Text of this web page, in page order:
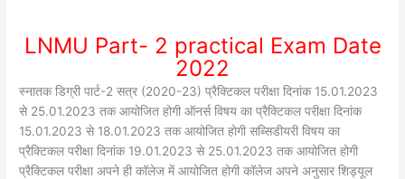
LNMU Part- 2 practical Exam Date
2022
स्नातक डिग्री पार्ट-2 सत्र (2020-23) प्रैक्टिकल परीक्षा दिनांक 15.01.2023
से 25.01.2023 तक आयोजित होगी ऑनर्स विषय का प्रैक्टिकल परीक्षा दिनांक
15.01.2023 से 18.01.2023 तक आयोजित होगी सब्सिडीयरी विषय का
प्रैक्टिकल परीक्षा दिनांक 19.01.2023 से 25.01.2023 तक आयोजित होगी
प्रैक्टिकल परीक्षा अपने ही कॉलेज में आयोजित होगी कॉलेज अपने अनुसार शिड्यूल